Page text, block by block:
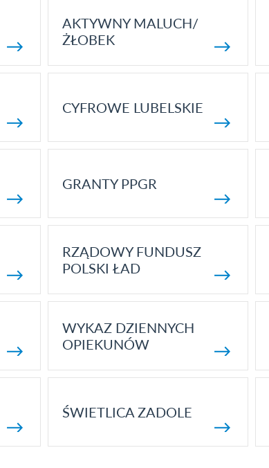
AKTYWNY MALUCH/
ŻŁOBEK
CYFROWE LUBELSKIE
GRANTY PPGR
RZĄDOWY FUNDUSZ
POLSKI ŁAD
WYKAZ DZIENNYCH
OPIEKUNÓW
ŚWIETLICA ZADOLE